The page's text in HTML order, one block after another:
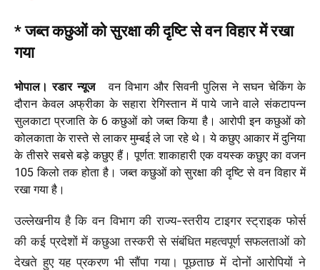
* जब्त कछुओं को सुरक्षा की दृष्टि से वन विहार में रखा
गया
भोपाल। रडार न्यूजवन विभाग और सिवनी पुलिस ने सघन चेकिंग के
दौरान केवल अफ्रीका के सहारा रेगिस्तान में पाये जाने वाले संकटापन्न
सुलकाटा प्रजाति के 6 कछुओं को जब्त किया है। आरोपी इन कछुओं को
कोलकाता के रास्ते से लाकर मुम्बई ले जा रहे थे। ये कछुए आकार में दुनिया
के तीसरे सबसे बड़े कछुए हैं। पूर्णत: शाकाहारी एक वयस्क कछुए का वजन
105 किलो तक होता है। जब्त कछुओं को सुरक्षा की दृष्टि से वन विहार में
रखा गया है।
उल्लेखनीय है कि वन विभाग की राज्य-स्तरीय टाइगर स्ट्राइक फोर्स
की कई प्रदेशों में कछुआ तस्करी से संबंधित महत्वपूर्ण सफलताओं को
देखते हुए यह प्रकरण भी सौंपा गया। पूछताछ में दोनों आरोपियों ने